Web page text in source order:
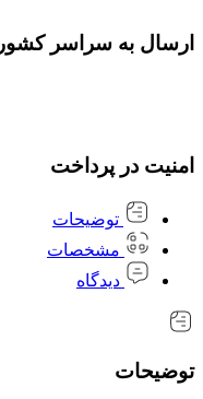
ارسال به سراسر کشور
امنیت در پرداخت
توضیحات
مشخصات
دیدگاه
توضیحات